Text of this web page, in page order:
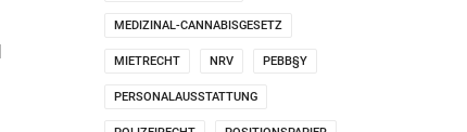
MEDIZINAL-CANNABISGESETZ
MIETRECHT NRV PEBB§Y
PERSONALAUSSTATTUNG